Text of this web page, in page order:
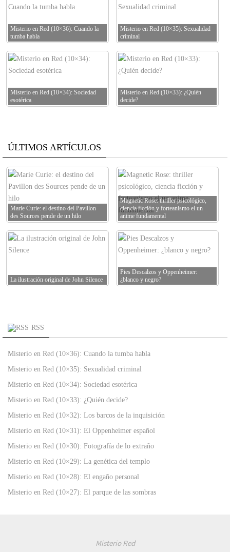
Misterio en Red (10×36): Cuando la
tumba habla
Misterio en Red (10×35): Sexualidad
criminal
Misterio en Red (10×34): Sociedad
esotérica
Misterio en Red (10×33): ¿Quién
decide?
ÚLTIMOS ARTÍCULOS
Marie Curie: el destino del Pavillon
des Sources pende de un hilo
Magnetic Rose: thriller psicológico,
ciencia ficción y forteanismo el un
anime fundamental
La ilustración original de John Silence
Pies Descalzos y Oppenheimer:
¿blanco y negro?
RSS
Misterio en Red (10×36): Cuando la tumba habla
Misterio en Red (10×35): Sexualidad criminal
Misterio en Red (10×34): Sociedad esotérica
Misterio en Red (10×33): ¿Quién decide?
Misterio en Red (10×32): Los barcos de la inquisición
Misterio en Red (10×31): El Oppenheimer español
Misterio en Red (10×30): Fotografía de lo extraño
Misterio en Red (10×29): La genética del templo
Misterio en Red (10×28): El engaño personal
Misterio en Red (10×27): El parque de las sombras
Misterio Red